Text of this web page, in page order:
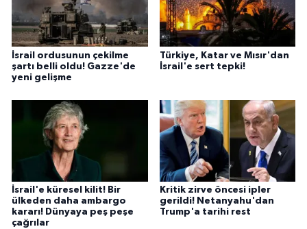
İsrail ordusunun çekilme
şartı belli oldu! Gazze'de
yeni gelişme
Türkiye, Katar ve Mısır'dan
İsrail'e sert tepki!
İsrail'e küresel kilit! Bir
ülkeden daha ambargo
kararı! Dünyaya peş peşe
çağrılar
Kritik zirve öncesi ipler
gerildi! Netanyahu'dan
Trump'a tarihi rest